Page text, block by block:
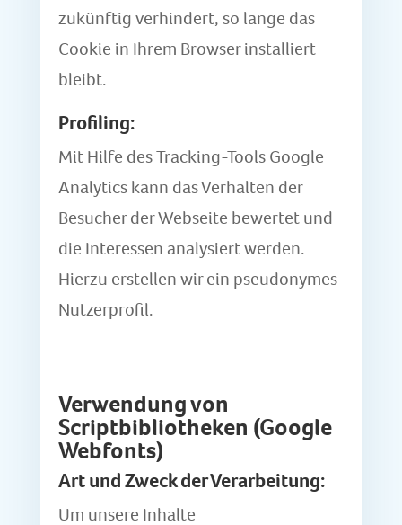
zukünftig verhindert, so lange das
Cookie in Ihrem Browser installiert
bleibt.
Profiling:
Mit Hilfe des Tracking-Tools Google
Analytics kann das Verhalten der
Besucher der Webseite bewertet und
die Interessen analysiert werden.
Hierzu erstellen wir ein pseudonymes
Nutzerprofil.
Verwendung von
Scriptbibliotheken (Google
Webfonts)
Art und Zweck der Verarbeitung:
Um unsere Inhalte